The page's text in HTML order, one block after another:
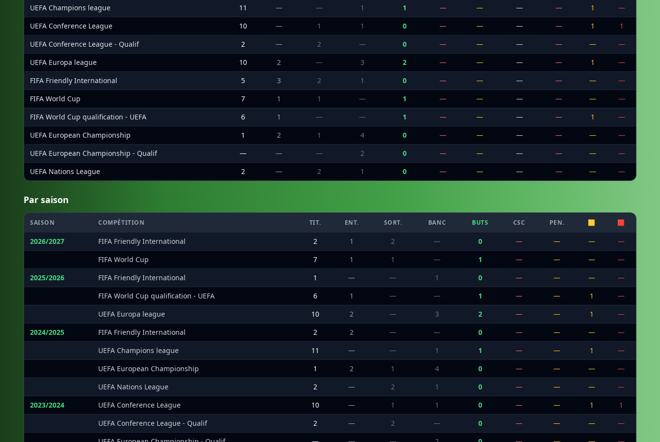
UEFA Champions league 11 — — 1 1 — — — — 1
—
UEFA Conference League
10 — 1 1 0 — — — — 1
1
UEFA Conference League - Qualif
2 — 2 — 0 — — — — —
—
UEFA Europa league
10 2 — 3 2 — — — — 1
—
FIFA Friendly International
5 3 2 1 0 — — — — —
—
FIFA World Cup
7 1 1 — 1 — — — — —
—
FIFA World Cup qualification - UEFA
6 1 — — 1 — — — — 1
—
UEFA European Championship
1 2 1 4 0 — — — — —
—
UEFA European Championship - Qualif
— — — 2 0 — — — — —
—
UEFA Nations League
2 — 2 1 0 — — — — — —
Par saison
SAISON COMPÉTITION TIT. ENT. SORT. BANC BUTS CSC PEN. 🟨 🟥
2026/2027 FIFA Friendly International 2 1 2 — 0 — — —
—
FIFA World Cup 7 1 1 — 1 — — —
—
2025/2026
FIFA Friendly International 1 — — 1 0 — — —
—
FIFA World Cup qualification - UEFA 6 1 — — 1 — — 1
—
UEFA Europa league 10 2 — 3 2 — — 1
—
2024/2025
FIFA Friendly International 2 2 — — 0 — — —
—
UEFA Champions league 11 — — 1 1 — — 1
—
UEFA European Championship 1 2 1 4 0 — — —
—
UEFA Nations League 2 — 2 1 0 — — —
—
2023/2024
UEFA Conference League 10 — 1 1 0 — — 1
1
UEFA Conference League - Qualif 2 — 2 — 0 — — —
—